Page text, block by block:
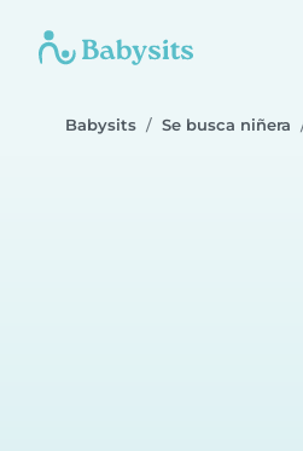
Babysits Se busca niñera